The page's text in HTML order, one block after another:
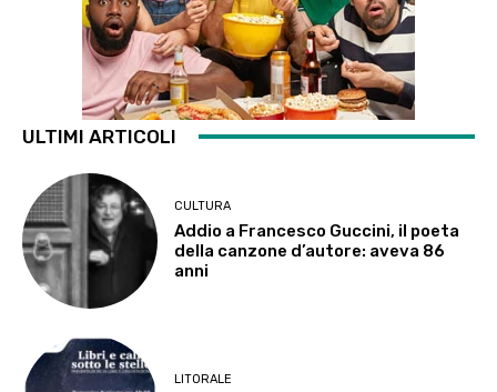
ULTIMI ARTICOLI
CULTURA
Addio a Francesco Guccini, il poeta
della canzone d’autore: aveva 86
anni
LITORALE